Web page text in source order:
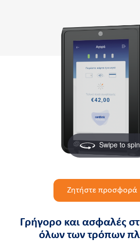
Swipe to spin
Ζητήστε προσφορά
Γρήγορο και ασφαλές
όλων των τρόπων